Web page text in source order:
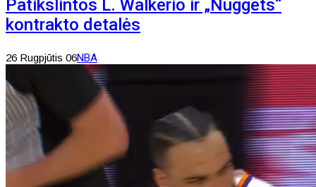
Patikslintos L. Walkerio ir „Nuggets“
kontrakto detalės
26 Rugpjūtis 06NBA